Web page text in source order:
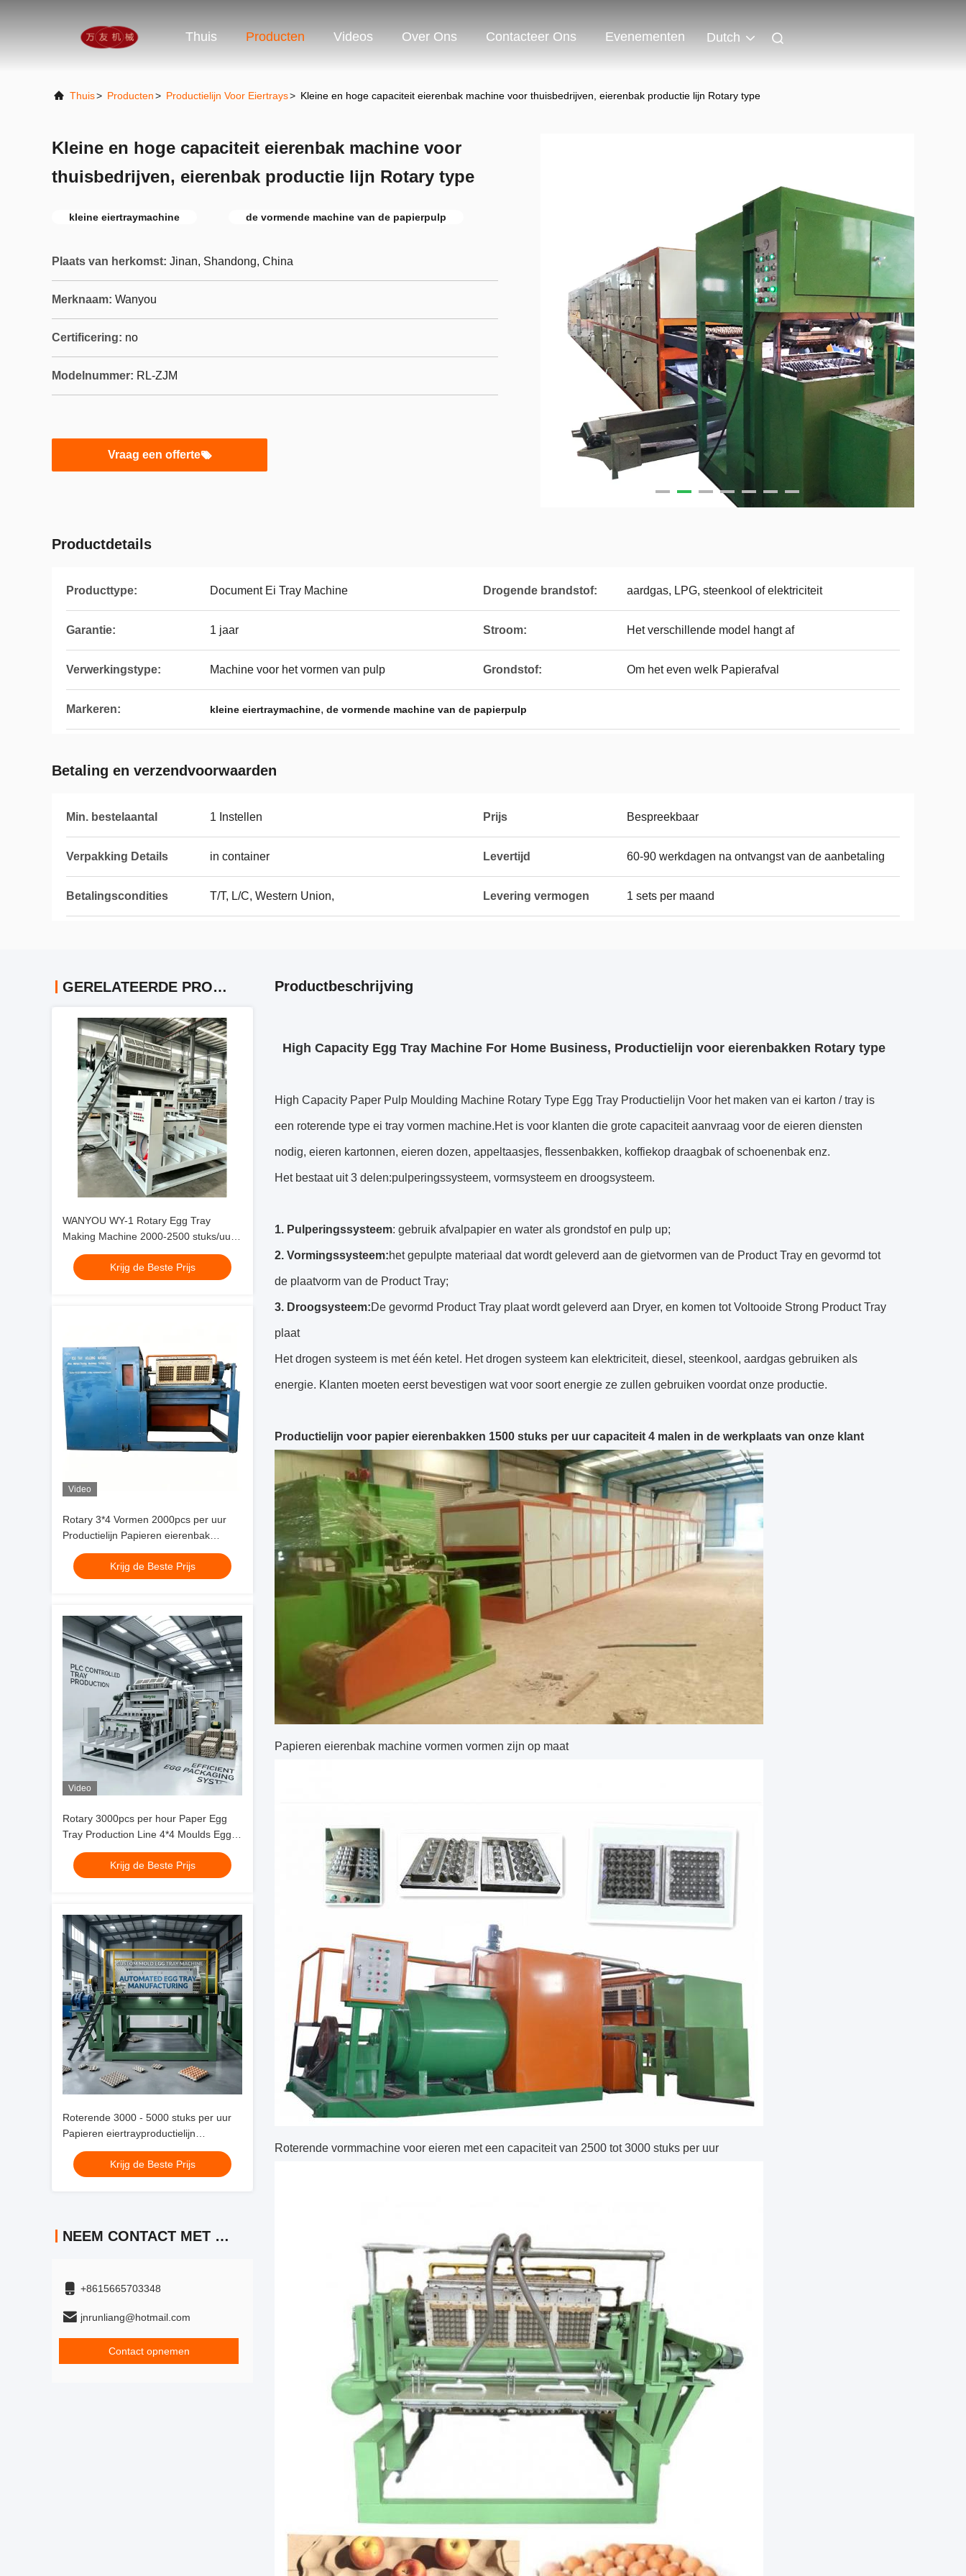
Thuis Producten Videos Over Ons Contacteer Ons Evenementen Dutch
Thuis> Producten> Productielijn Voor Eiertrays> Kleine en hoge capaciteit eierenbak machine voor thuisbedrijven, eierenbak productie lijn Rotary type
Kleine en hoge capaciteit eierenbak machine voor
thuisbedrijven, eierenbak productie lijn Rotary type
kleine eiertraymachine de vormende machine van de papierpulp
Plaats van herkomst: Jinan, Shandong, China
Merknaam: Wanyou
Certificering: no
Modelnummer: RL-ZJM
Vraag een offerte
Productdetails
Producttype: Document Ei Tray Machine Drogende brandstof: aardgas, LPG, steenkool of elektriciteit
Garantie: 1 jaar Stroom: Het verschillende model hangt af
Verwerkingstype: Machine voor het vormen van pulp Grondstof: Om het even welk Papierafval
Markeren: kleine eiertraymachine, de vormende machine van de papierpulp
Betaling en verzendvoorwaarden
Min. bestelaantal 1 Instellen Prijs Bespreekbaar
Verpakking Details in container Levertijd 60-90 werkdagen na ontvangst van de aanbetaling
Betalingscondities T/T, L/C, Western Union, Levering vermogen 1 sets per maand
GERELATEERDE PRODUCTEN
WANYOU WY-1 Rotary Egg Tray
Making Machine 2000-2500 stuks/uur
Recycled Paper Pulp Molding for
Serbian Poultry Farm Egg Tray
Productielijn
Krijg de Beste Prijs
Video
Rotary 3*4 Vormen 2000pcs per uur
Productielijn Papieren eierenbak
Eierenbak Machine met volledige
pulpvormende drogen en automatische
stapelsystemen
Krijg de Beste Prijs
Video
Rotary 3000pcs per hour Paper Egg
Tray Production Line 4*4 Moulds Egg
Tray Machine met Complete Pulping
Forming Drying en Automatic Stacking
Systems
Krijg de Beste Prijs
Roterende 3000 - 5000 stuks per uur
Papieren eiertrayproductielijn
Eiertraymachine met volledige
pulpvorming, drogen en automatische
stapelsystemen
Krijg de Beste Prijs
NEEM CONTACT MET ONS OP
+8615665703348
jnrunliang@hotmail.com
Contact opnemen
Productbeschrijving
High Capacity Egg Tray Machine For Home Business, Productielijn voor eierenbakken Rotary type
High Capacity Paper Pulp Moulding Machine Rotary Type Egg Tray Productielijn Voor het maken van ei karton / tray is
een roterende type ei tray vormen machine.Het is voor klanten die grote capaciteit aanvraag voor de eieren diensten
nodig, eieren kartonnen, eieren dozen, appeltaasjes, flessenbakken, koffiekop draagbak of schoenenbak enz.
Het bestaat uit 3 delen:pulperingssysteem, vormsysteem en droogsysteem.
1. Pulperingssysteem: gebruik afvalpapier en water als grondstof en pulp up;
2. Vormingssysteem:het gepulpte materiaal dat wordt geleverd aan de gietvormen van de Product Tray en gevormd tot
de plaatvorm van de Product Tray;
3. Droogsysteem:De gevormd Product Tray plaat wordt geleverd aan Dryer, en komen tot Voltooide Strong Product Tray
plaat
Het drogen systeem is met één ketel. Het drogen systeem kan elektriciteit, diesel, steenkool, aardgas gebruiken als
energie. Klanten moeten eerst bevestigen wat voor soort energie ze zullen gebruiken voordat onze productie.
Productielijn voor papier eierenbakken 1500 stuks per uur capaciteit 4 malen in de werkplaats van onze klant
Papieren eierenbak machine vormen vormen zijn op maat
Roterende vormmachine voor eieren met een capaciteit van 2500 tot 3000 stuks per uur